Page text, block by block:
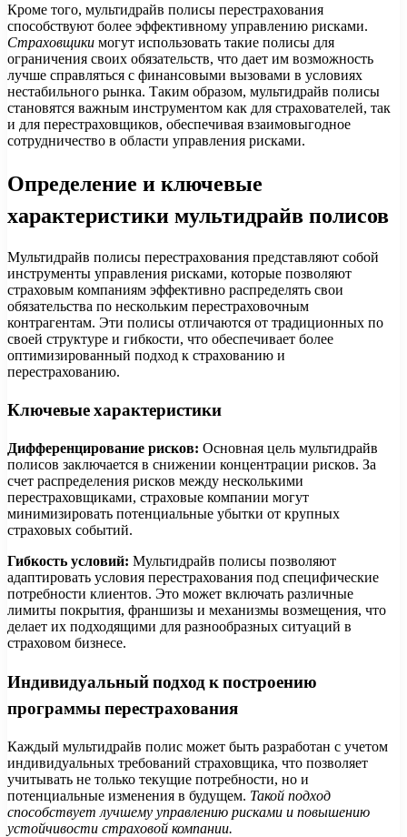
Кроме того, мультидрайв полисы перестрахования
способствуют более эффективному управлению рисками.
Страховщики могут использовать такие полисы для
ограничения своих обязательств, что дает им возможность
лучше справляться с финансовыми вызовами в условиях
нестабильного рынка. Таким образом, мультидрайв полисы
становятся важным инструментом как для страхователей, так
и для перестраховщиков, обеспечивая взаимовыгодное
сотрудничество в области управления рисками.
Определение и ключевые
характеристики мультидрайв полисов
Мультидрайв полисы перестрахования представляют собой
инструменты управления рисками, которые позволяют
страховым компаниям эффективно распределять свои
обязательства по нескольким перестраховочным
контрагентам. Эти полисы отличаются от традиционных по
своей структуре и гибкости, что обеспечивает более
оптимизированный подход к страхованию и
перестрахованию.
Ключевые характеристики
Дифференцирование рисков: Основная цель мультидрайв
полисов заключается в снижении концентрации рисков. За
счет распределения рисков между несколькими
перестраховщиками, страховые компании могут
минимизировать потенциальные убытки от крупных
страховых событий.
Гибкость условий: Мультидрайв полисы позволяют
адаптировать условия перестрахования под специфические
потребности клиентов. Это может включать различные
лимиты покрытия, франшизы и механизмы возмещения, что
делает их подходящими для разнообразных ситуаций в
страховом бизнесе.
Индивидуальный подход к построению
программы перестрахования
Каждый мультидрайв полис может быть разработан с учетом
индивидуальных требований страховщика, что позволяет
учитывать не только текущие потребности, но и
потенциальные изменения в будущем. Такой подход
способствует лучшему управлению рисками и повышению
устойчивости страховой компании.